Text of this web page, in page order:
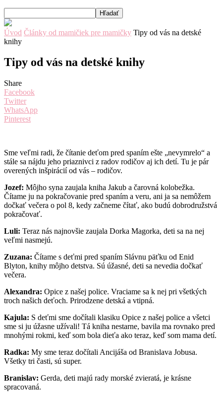
Úvod Články od mamičiek pre mamičky Tipy od vás na detské
knihy
Tipy od vás na detské knihy
Share
Facebook
Twitter
WhatsApp
Pinterest
Sme veľmi radi, že čítanie deťom pred spaním ešte „nevymrelo“ a
stále sa nájdu jeho priaznivci z radov rodičov aj ich detí. Tu je pár
overených inšpirácií od vás – rodičov.
Jozef: Môjho syna zaujala kniha Jakub a čarovná kolobežka.
Čítame ju na pokračovanie pred spaním a veru, ani ja sa nemôžem
dočkať večera o pol 8, kedy začneme čítať, ako budú dobrodružstvá
pokračovať.
Luli: Teraz nás najnovšie zaujala Dorka Magorka, deti sa na nej
veľmi nasmejú.
Zuzana: Čítame s deťmi pred spaním Slávnu päťku od Enid
Blyton, knihy môjho detstva. Sú úžasné, deti sa nevedia dočkať
večera.
Alexandra: Opice z našej police. Vraciame sa k nej pri všetkých
troch našich deťoch. Prirodzene detská a vtipná.
Kajula: S deťmi sme dočítali klasiku Opice z našej police a všetci
sme si ju úžasne užívali! Tá kniha nestarne, bavila ma rovnako pred
mnohými rokmi, keď som bola dieťa ako teraz, keď som mama detí.
Radka: My sme teraz dočítali Ancijáša od Branislava Jobusa.
Všetky tri časti, sú super.
Branislav: Gerda, deti majú rady morské zvieratá, je krásne
spracovaná.